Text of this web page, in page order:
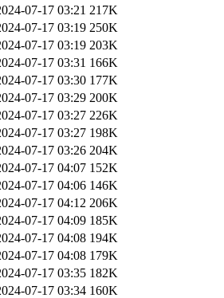
07-17 03:21 217K
07-17 03:19 250K
07-17 03:19 203K
07-17 03:31 166K
07-17 03:30 177K
07-17 03:29 200K
07-17 03:27 226K
07-17 03:27 198K
07-17 03:26 204K
07-17 04:07 152K
07-17 04:06 146K
07-17 04:12 206K
07-17 04:09 185K
07-17 04:08 194K
07-17 04:08 179K
07-17 03:35 182K
07-17 03:34 160K